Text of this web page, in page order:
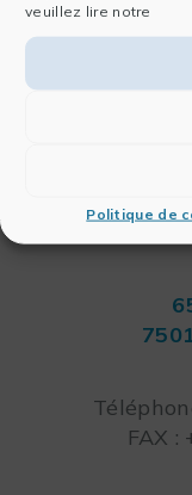
veuillez lire notre
Politique de
FAX